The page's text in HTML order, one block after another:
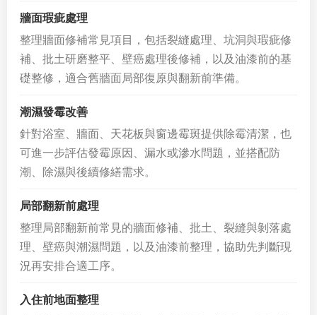
牆面瑕疵處理
整理牆面修補常見項目，包括裂縫處理、坑洞與瑕疵修
補、批土研磨整平、壁癌處理後修補，以及油漆前的基
礎整修，適合舊牆面局部復原與翻新前準備。
潮濕發霉改善
針對浴室、牆面、天花板與窗邊霉斑提供除霉清潔，也
可進一步評估發霉原因、漏水或滲水問題，並搭配防
潮、除濕與後續修繕需求。
局部翻新前處理
整理局部翻新前常見的牆面修補、批土、裂縫與剝落處
理、壁癌與潮濕問題，以及油漆前整理，協助先判斷現
況再安排合適工序。
入住前地面整理